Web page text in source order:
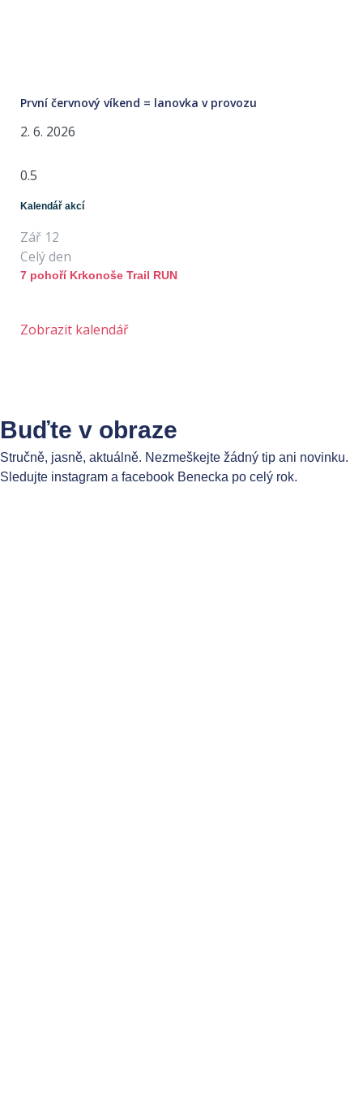
První červnový víkend = lanovka v provozu
2. 6. 2026
Kalendář akcí
Zář 12
Celý den
7 pohoří Krkonoše Trail RUN
Zobrazit kalendář
Buďte v obraze
Stručně, jasně, aktuálně. Nezmeškejte žádný tip ani novinku.
Sledujte instagram a facebook Benecka po celý rok.